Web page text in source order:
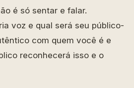
é só sentar e falar.
voz e qual será seu público-
com quem você é e
reconhecerá isso e o